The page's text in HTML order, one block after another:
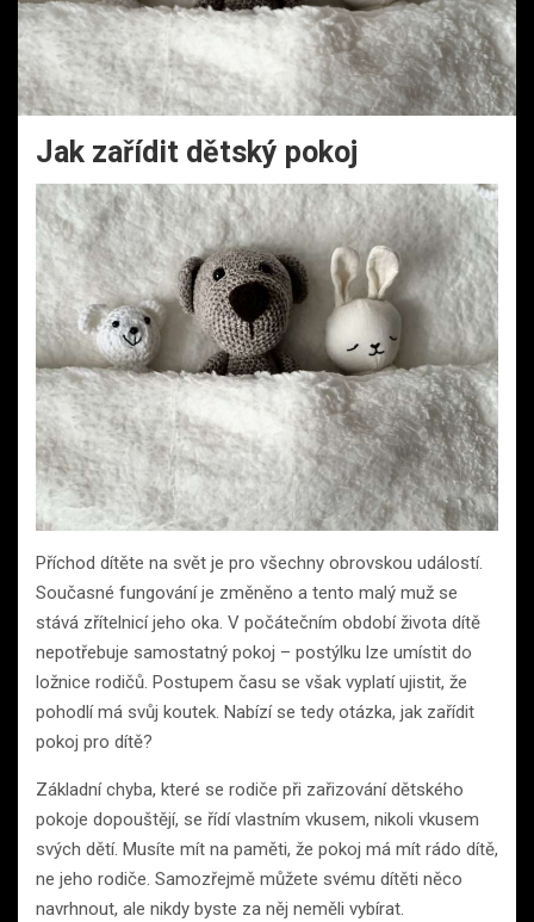
Jak zařídit dětský pokoj
Příchod dítěte na svět je pro všechny obrovskou událostí.
Současné fungování je změněno a tento malý muž se
stává zřítelnicí jeho oka. V počátečním období života dítě
nepotřebuje samostatný pokoj – postýlku lze umístit do
ložnice rodičů. Postupem času se však vyplatí ujistit, že
pohodlí má svůj koutek. Nabízí se tedy otázka, jak zařídit
pokoj pro dítě?
Základní chyba, které se rodiče při zařizování dětského
pokoje dopouštějí, se řídí vlastním vkusem, nikoli vkusem
svých dětí. Musíte mít na paměti, že pokoj má mít rádo dítě,
ne jeho rodiče. Samozřejmě můžete svému dítěti něco
navrhnout, ale nikdy byste za něj neměli vybírat.